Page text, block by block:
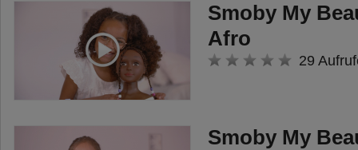
Smoby My
Afro
29
Smoby My